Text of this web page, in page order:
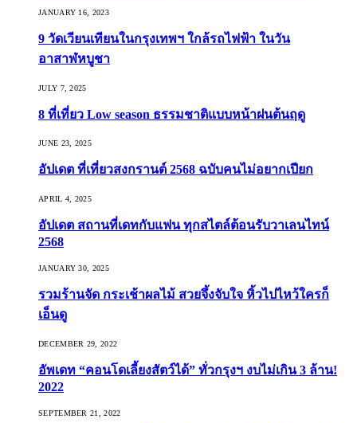
JANUARY 16, 2023
9 วัดเวียนเทียนในกรุงเทพฯ ใกล้รถไฟฟ้า ในวัน
อาสาฬหบูชา
JULY 7, 2025
8 ที่เที่ยว Low season ธรรมชาติแบบหน้าฝนต้นฤดู️
JUNE 23, 2025
อัปเดต ที่เที่ยวสงกรานต์ 2568 ฉบับคนไม่อยากเปียก
APRIL 4, 2025
อัปเดต สถานที่เดทกับแฟน ทุกสไตล์ต้อนรับวาเลนไทน์
2568
JANUARY 30, 2025
รวมร้านจัด กระเช้าผลไม้ สวยจึ้งจับใจ หิ้วไปไหว้ใครก็
เอ็นดู
DECEMBER 29, 2022
อัพเดท “คอนโดเลี้ยงสัตว์ได้” ทั่วกรุงฯ งบไม่เกิน 3 ล้าน!
2022
SEPTEMBER 21, 2022